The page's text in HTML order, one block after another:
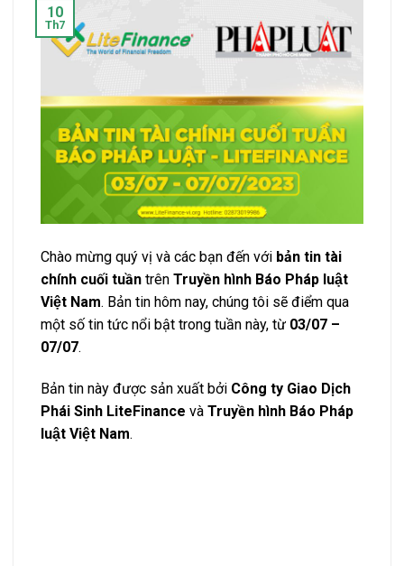
10
Th7
Chào mừng quý vị và các bạn đến với bản tin tài
chính cuối tuần trên Truyền hình Báo Pháp luật
Việt Nam. Bản tin hôm nay, chúng tôi sẽ điểm qua
một số tin tức nổi bật trong tuần này, từ 03/07 –
07/07.
Bản tin này được sản xuất bởi Công ty Giao Dịch
Phái Sinh LiteFinance và Truyền hình Báo Pháp
luật Việt Nam.